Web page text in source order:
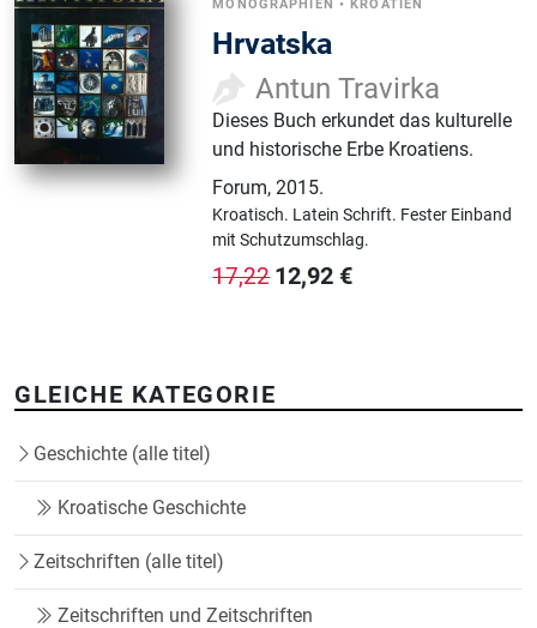
MONOGRAPHIEN • KROATIEN
Hrvatska
Antun Travirka
Dieses Buch erkundet das kulturelle
und historische Erbe Kroatiens.
Forum,2015.
Kroatisch. Latein Schrift. Fester Einband
mit Schutzumschlag.
17,22 12,92 €
GLEICHE KATEGORIE
Geschichte (alle titel)
Kroatische Geschichte
Zeitschriften (alle titel)
Zeitschriften und Zeitschriften